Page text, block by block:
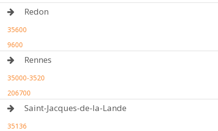
Redon
35600
9600
Rennes
35000-3520
206700
Saint-Jacques-de-la-Lande
35136